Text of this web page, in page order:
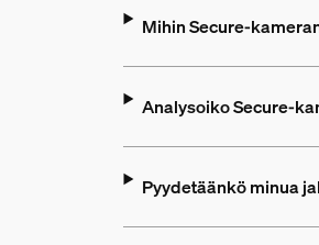
Mihin Secure-
Analysoiko Secure-
Pyydetäänkö minua